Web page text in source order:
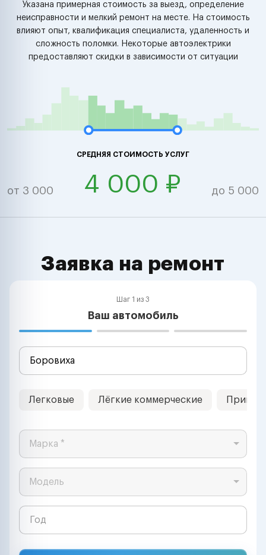
Указана примерная стоимость за выезд, определение
неисправности и мелкий ремонт на месте. На стоимость
влияют опыт, квалификация специалиста, удаленность и
сложность поломки. Некоторые автоэлектрики
предоставляют скидки в зависимости от ситуации
СРЕДНЯЯ СТОИМОСТЬ УСЛУГ
от 3 000 4 000 ₽ до 5 000
Заявка на ремонт
Шаг 1 из 3
Ваш автомобиль
Легковые Лёгкие коммерческие
Марка *
Модель